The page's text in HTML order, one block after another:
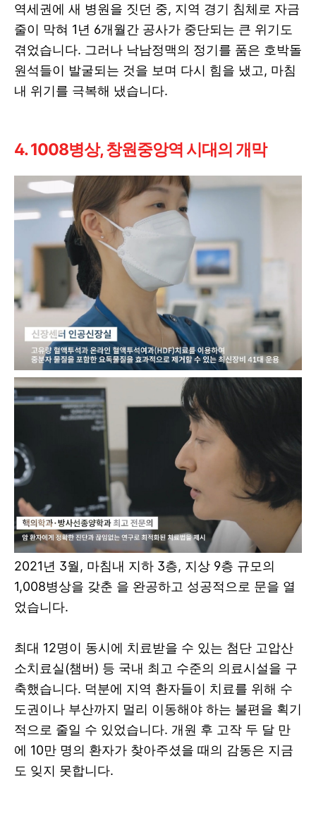
역세권에 새 병원을 짓던 중, 지역 경기 침체로 자금
줄이 막혀 1년 6개월간 공사가 중단되는 큰 위기도
겪었습니다. 그러나 낙남정맥의 정기를 품은 호박돌
원석들이 발굴되는 것을 보며 다시 힘을 냈고, 마침
내 위기를 극복해 냈습니다.
4. 1008병상, 창원중앙역 시대의 개막
2021년 3월, 마침내 지하 3층, 지상 9층 규모의
1,008병상을 갖춘 을 완공하고 성공적으로 문을 열
었습니다.
최대 12명이 동시에 치료받을 수 있는 첨단 고압산
소치료실(챔버) 등 국내 최고 수준의 의료시설을 구
축했습니다. 덕분에 지역 환자들이 치료를 위해 수
도권이나 부산까지 멀리 이동해야 하는 불편을 획기
적으로 줄일 수 있었습니다. 개원 후 고작 두 달 만
에 10만 명의 환자가 찾아주셨을 때의 감동은 지금
도 잊지 못합니다.